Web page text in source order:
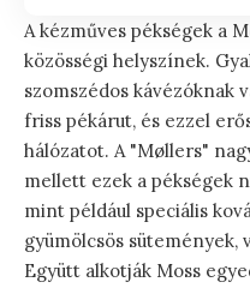
A kézműves pékségek a
közösségi helyszínek.
szomszédos kávézóknak
friss pékárut, és ezzel
hálózatot. A "Møllers"
mellett ezek a pékségek
mint például speciális
gyümölcsös sütemények,
Együtt alkotják Moss